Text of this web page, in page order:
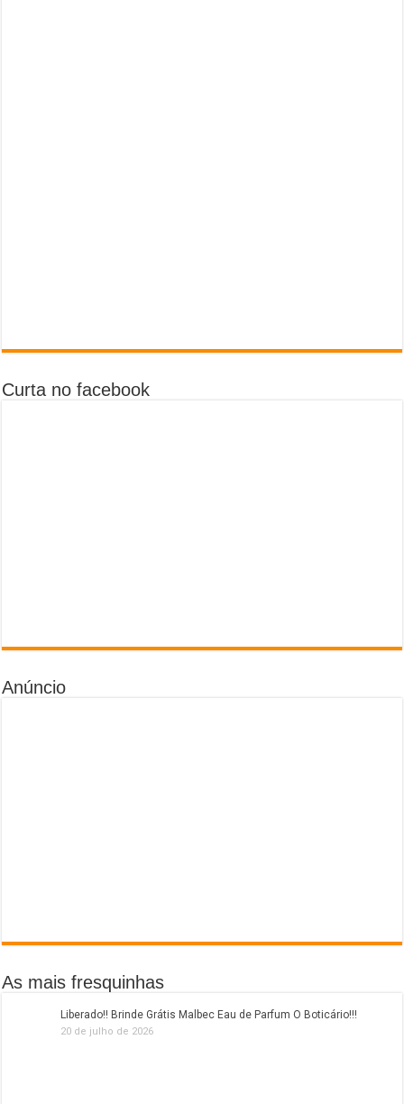
Curta no facebook
Anúncio
As mais fresquinhas
Liberado!! Brinde Grátis Malbec Eau de Parfum O Boticário!!!
20 de julho de 2026